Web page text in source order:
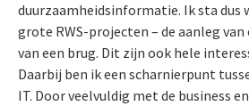
duurzaamheidsinformatie. Ik sta dus
grote RWS-projecten – de aanleg van
van een brug. Dit zijn ook hele
Daarbij ben ik een scharnierpunt
IT. Door veelvuldig met de business en